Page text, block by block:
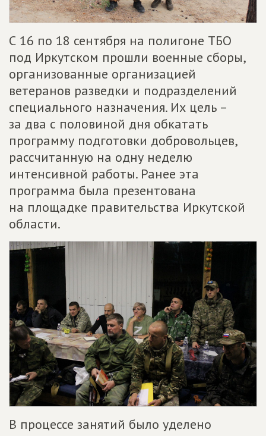
С 16 по 18 сентября на полигоне ТБО
под Иркутском прошли военные сборы,
организованные организацией
ветеранов разведки и подразделений
специального назначения. Их цель –
за два с половиной дня обкатать
программу подготовки добровольцев,
рассчитанную на одну неделю
интенсивной работы. Ранее эта
программа была презентована
на площадке правительства Иркутской
области.
В процессе занятий было уделено